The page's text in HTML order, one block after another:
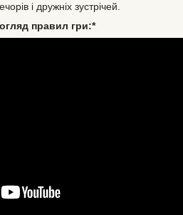
і дружніх зустрічей.
правил гри:*